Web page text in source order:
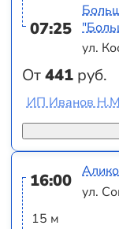
07:25
От441 руб.
ул.
ИП Иванов
16:00
15 м
ул.